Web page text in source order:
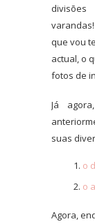
que vou
actual, o
fotos de
Já
suas
o
o
Agora,